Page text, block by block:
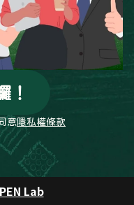
！
意隱私權條款
Lab